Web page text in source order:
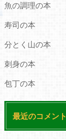
魚の調理の本
寿司の本
分とく山の本
刺身の本
包丁の本
最近のコメント